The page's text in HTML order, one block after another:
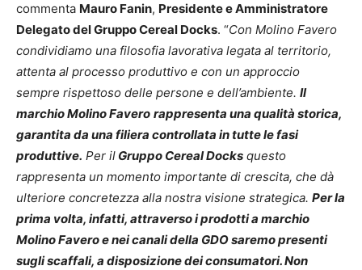
commenta Mauro Fanin, Presidente e Amministratore
Delegato del Gruppo Cereal Docks. “Con Molino Favero
condividiamo una filosofia lavorativa legata al territorio,
attenta al processo produttivo e con un approccio
sempre rispettoso delle persone e dell’ambiente. Il
marchio Molino Favero rappresenta una qualità storica,
garantita da una filiera controllata in tutte le fasi
produttive. Per il Gruppo Cereal Docks questo
rappresenta un momento importante di crescita, che dà
ulteriore concretezza alla nostra visione strategica. Per la
prima volta, infatti, attraverso i prodotti a marchio
Molino Favero e nei canali della GDO saremo presenti
sugli scaffali, a disposizione dei consumatori. Non